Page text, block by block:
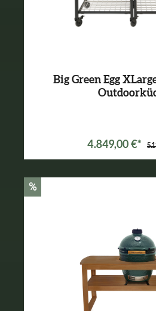
Big Green Egg
4.849,00 €*
%